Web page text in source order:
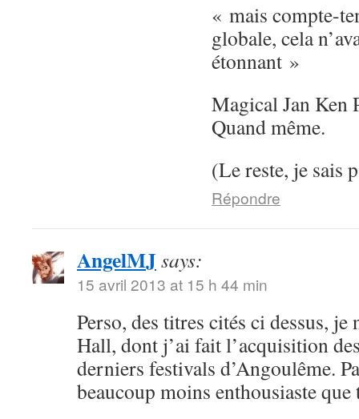
« mais compte-
globale, cela
étonnant »
Magical Jan Ken
Quand même.
(Le reste, je sais
Répondre
AngelMJsays:
15 avril 2013 at 15 h 44 min
Perso, des titres cités ci dessus,
Hall, dont j’ai fait l’acquisition
derniers festivals d’Angoulême.
beaucoup moins enthousiaste que